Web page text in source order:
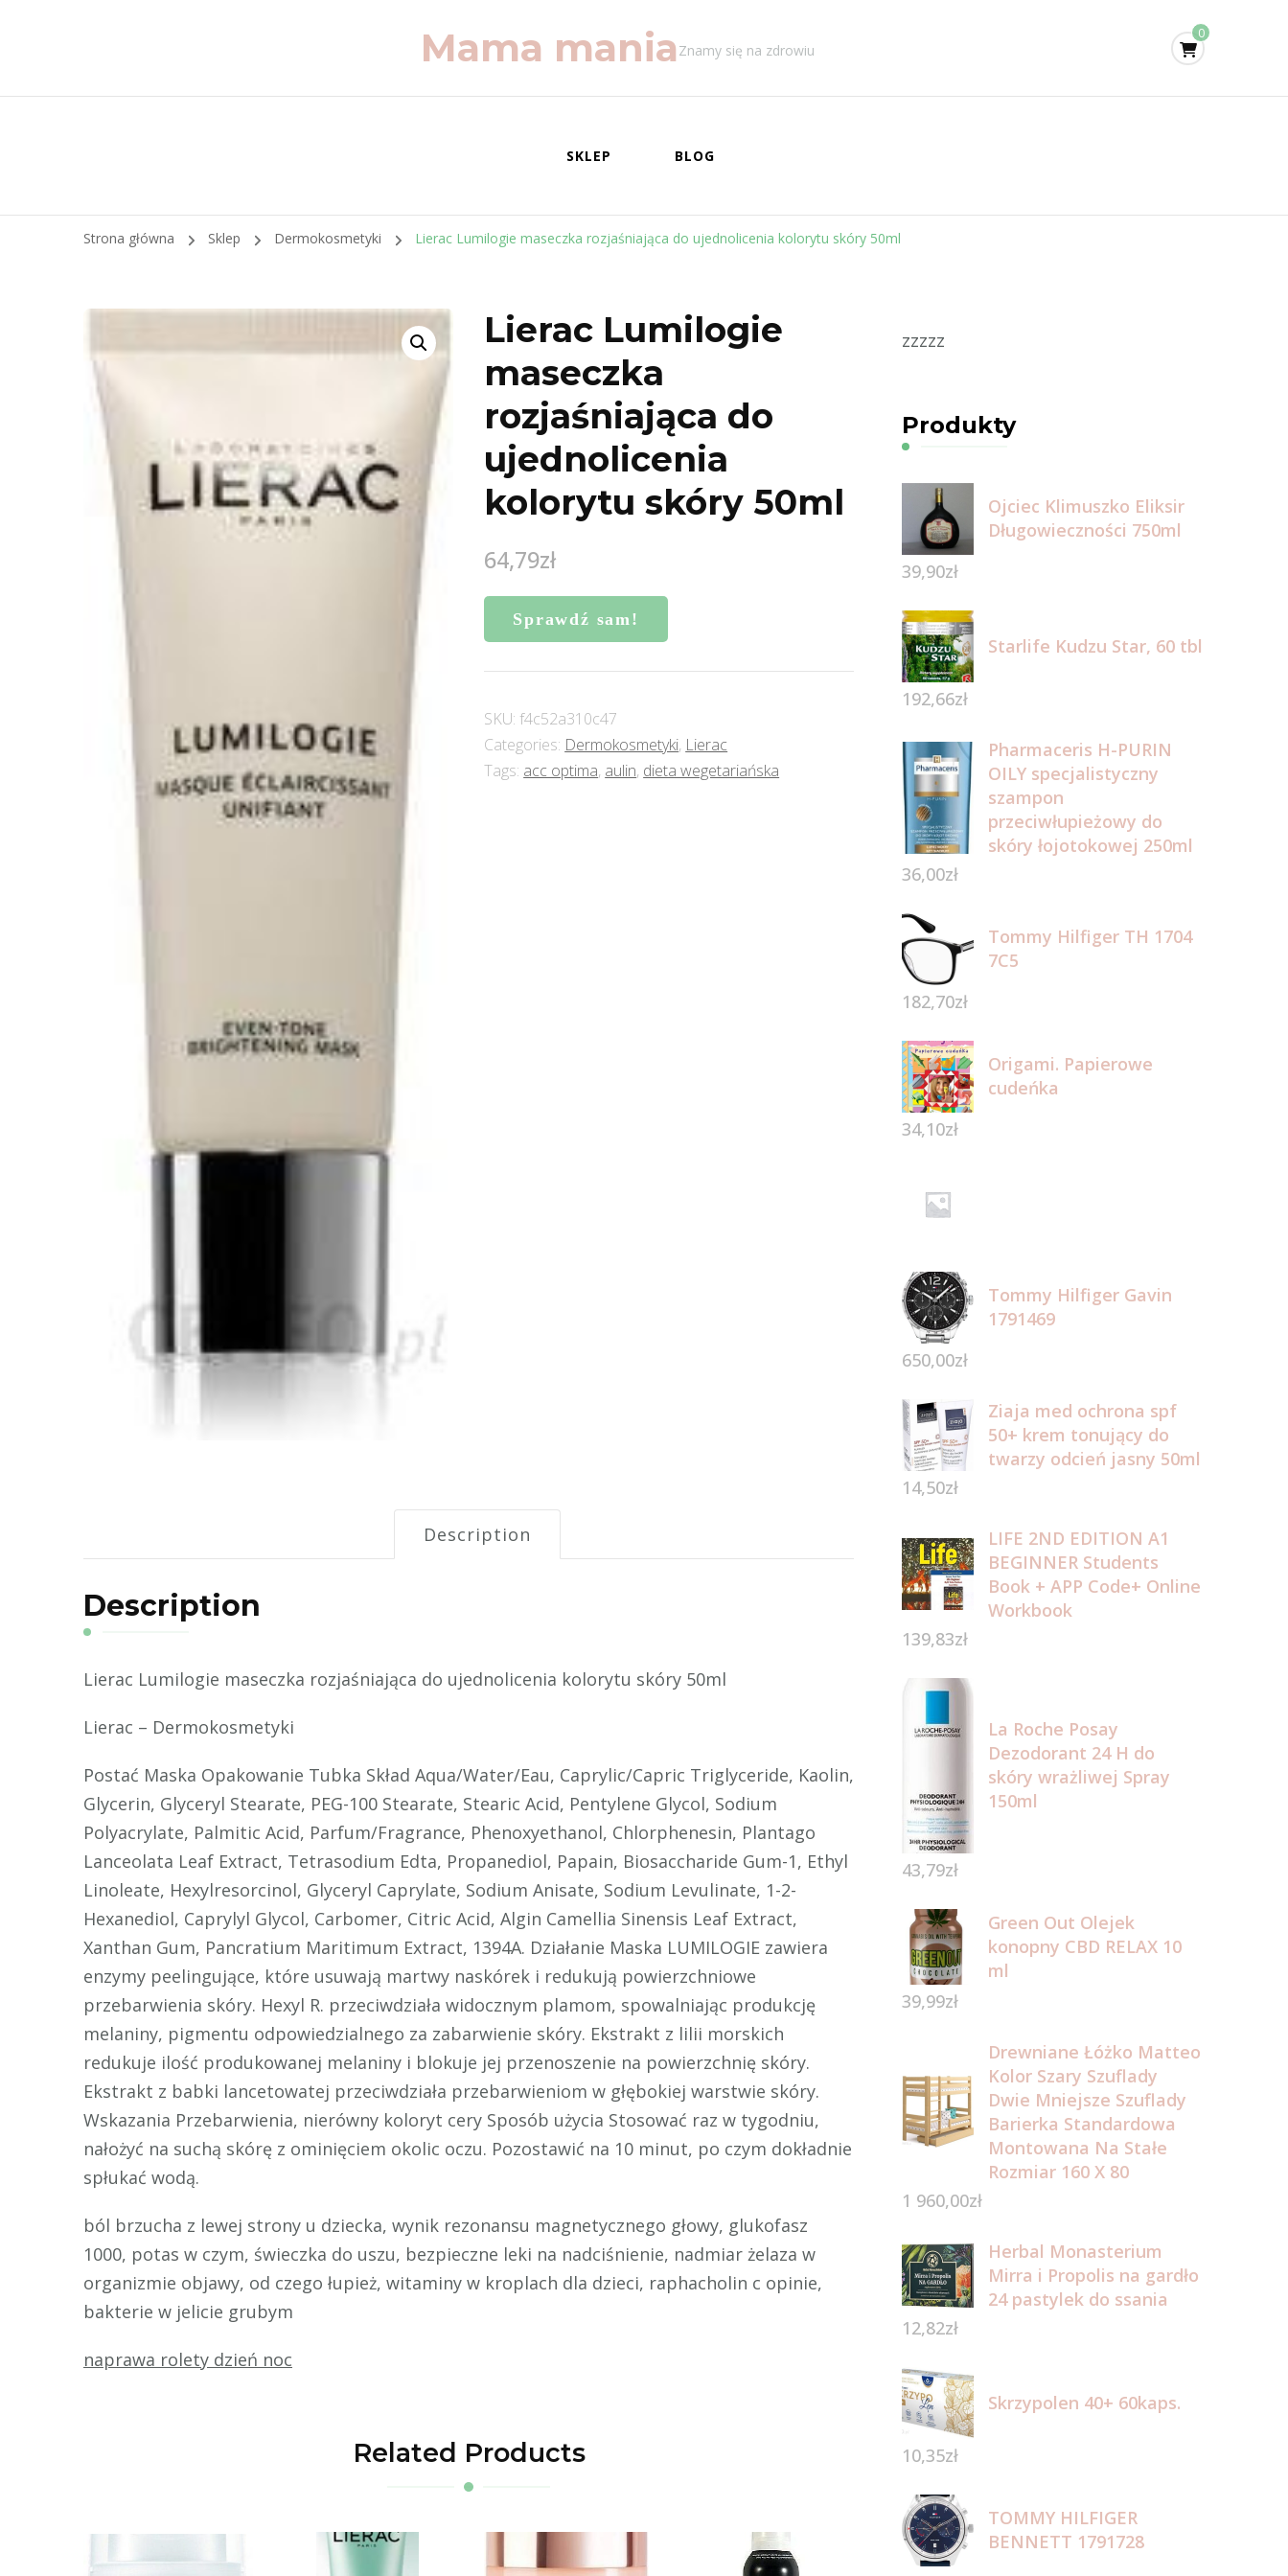
Mama mania Znamy się na zdrowiu
0
SKLEP BLOG
Strona główna Sklep Dermokosmetyki Lierac Lumilogie maseczka rozjaśniająca do ujednolicenia kolorytu skóry 50ml
Lierac Lumilogie
maseczka
rozjaśniająca do
ujednolicenia
kolorytu skóry 50ml
64,79zł
Sprawdź sam!
SKU: f4c52a310c47
Categories: Dermokosmetyki, Lierac
Tags: acc optima, aulin, dieta wegetariańska
Description
Description
Lierac Lumilogie maseczka rozjaśniająca do ujednolicenia kolorytu skóry 50ml
Lierac – Dermokosmetyki
Postać Maska Opakowanie Tubka Skład Aqua/Water/Eau, Caprylic/Capric Triglyceride, Kaolin,
Glycerin, Glyceryl Stearate, PEG-100 Stearate, Stearic Acid, Pentylene Glycol, Sodium
Polyacrylate, Palmitic Acid, Parfum/Fragrance, Phenoxyethanol, Chlorphenesin, Plantago
Lanceolata Leaf Extract, Tetrasodium Edta, Propanediol, Papain, Biosaccharide Gum-1, Ethyl
Linoleate, Hexylresorcinol, Glyceryl Caprylate, Sodium Anisate, Sodium Levulinate, 1-2-
Hexanediol, Caprylyl Glycol, Carbomer, Citric Acid, Algin Camellia Sinensis Leaf Extract,
Xanthan Gum, Pancratium Maritimum Extract, 1394A. Działanie Maska LUMILOGIE zawiera
enzymy peelingujące, które usuwają martwy naskórek i redukują powierzchniowe
przebarwienia skóry. Hexyl R. przeciwdziała widocznym plamom, spowalniając produkcję
melaniny, pigmentu odpowiedzialnego za zabarwienie skóry. Ekstrakt z lilii morskich
redukuje ilość produkowanej melaniny i blokuje jej przenoszenie na powierzchnię skóry.
Ekstrakt z babki lancetowatej przeciwdziała przebarwieniom w głębokiej warstwie skóry.
Wskazania Przebarwienia, nierówny koloryt cery Sposób użycia Stosować raz w tygodniu,
nałożyć na suchą skórę z ominięciem okolic oczu. Pozostawić na 10 minut, po czym dokładnie
spłukać wodą.
ból brzucha z lewej strony u dziecka, wynik rezonansu magnetycznego głowy, glukofasz
1000, potas w czym, świeczka do uszu, bezpieczne leki na nadciśnienie, nadmiar żelaza w
organizmie objawy, od czego łupież, witaminy w kroplach dla dzieci, raphacholin c opinie,
bakterie w jelicie grubym
naprawa rolety dzień noc
Related Products
zzzzz
Produkty
Ojciec Klimuszko Eliksir
Długowieczności 750ml
39,90zł
Starlife Kudzu Star, 60 tbl
192,66zł
Pharmaceris H-PURIN
OILY specjalistyczny
szampon
przeciwłupieżowy do
skóry łojotokowej 250ml
36,00zł
Tommy Hilfiger TH 1704
7C5
182,70zł
Origami. Papierowe
cudeńka
34,10zł
Tommy Hilfiger Gavin
1791469
650,00zł
Ziaja med ochrona spf
50+ krem tonujący do
twarzy odcień jasny 50ml
14,50zł
LIFE 2ND EDITION A1
BEGINNER Students
Book + APP Code+ Online
Workbook
139,83zł
La Roche Posay
Dezodorant 24 H do
skóry wrażliwej Spray
150ml
43,79zł
Green Out Olejek
konopny CBD RELAX 10
ml
39,99zł
Drewniane Łóżko Matteo
Kolor Szary Szuflady
Dwie Mniejsze Szuflady
Barierka Standardowa
Montowana Na Stałe
Rozmiar 160 X 80
1 960,00zł
Herbal Monasterium
Mirra i Propolis na gardło
24 pastylek do ssania
12,82zł
Skrzypolen 40+ 60kaps.
10,35zł
TOMMY HILFIGER
BENNETT 1791728